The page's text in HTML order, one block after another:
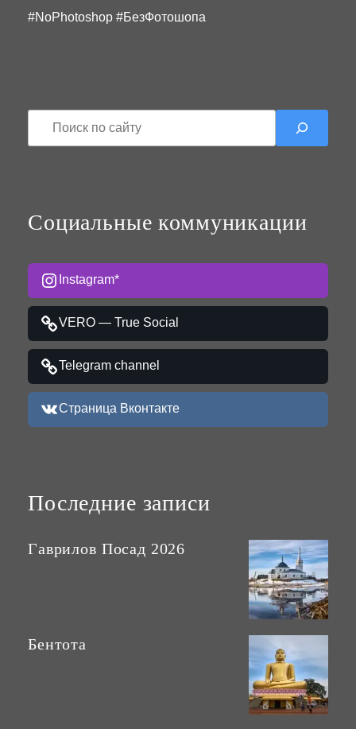
#NoPhotoshop #БезФотошопа
Социальные коммуникации
Instagram*
VERO — True Social
Telegram channel
Страница Вконтакте
Последние записи
Гаврилов Посад 2026
Бентота